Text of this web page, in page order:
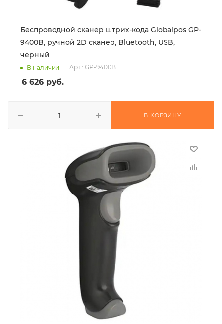
Беспроводной сканер штрих-кода Globalpos GP-
9400B, ручной 2D сканер, Bluetooth, USB,
черный
В наличии Арт.: GP-9400B
6 626 руб.
В КОРЗИНУ